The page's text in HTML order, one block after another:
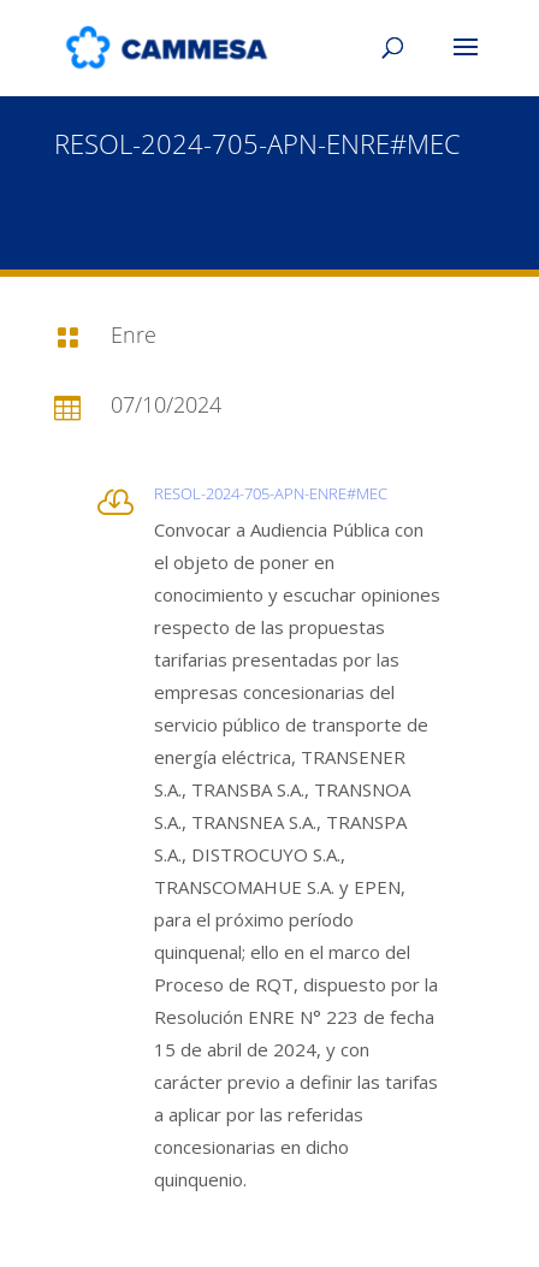
RESOL-2024-705-APN-ENRE#MEC
 Enre
 07/10/2024
 RESOL-2024-705-APN-ENRE#MEC
Convocar a Audiencia Pública con
el objeto de poner en
conocimiento y escuchar opiniones
respecto de las propuestas
tarifarias presentadas por las
empresas concesionarias del
servicio público de transporte de
energía eléctrica, TRANSENER
S.A., TRANSBA S.A., TRANSNOA
S.A., TRANSNEA S.A., TRANSPA
S.A., DISTROCUYO S.A.,
TRANSCOMAHUE S.A. y EPEN,
para el próximo período
quinquenal; ello en el marco del
Proceso de RQT, dispuesto por la
Resolución ENRE N° 223 de fecha
15 de abril de 2024, y con
carácter previo a definir las tarifas
a aplicar por las referidas
concesionarias en dicho
quinquenio.